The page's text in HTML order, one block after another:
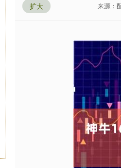
扩大 来源：